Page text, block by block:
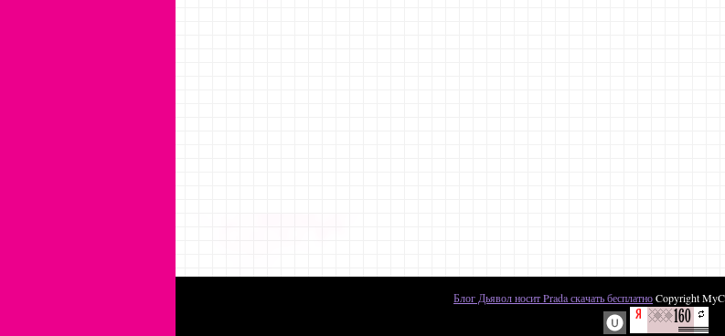
Блог Дьявол носит Prada скачать бесплатноCopyright